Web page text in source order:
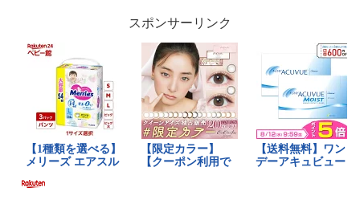
スポンサーリンク